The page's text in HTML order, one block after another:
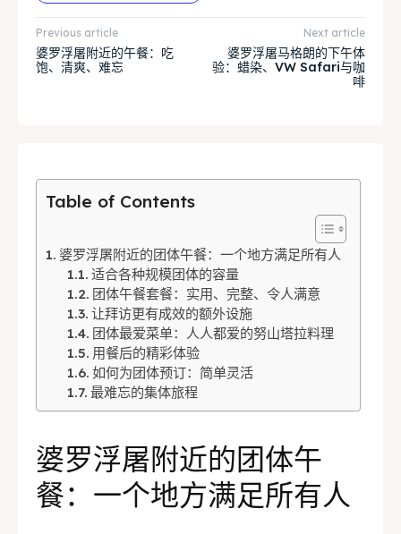
Explore our destinations
& Make a booking today
Ruang Meeting
Playground Anak
Katering Magelang
Nasi Box
Search
Explore our destinations
& Make a booking today
Ruang Meeting
Playground Anak
Katering Magelang
Nasi Box
Search
BAHASA / LANGUAGE
English 中文 Indonesia
Previous article
婆罗浮屠附近的午餐：吃
饱、清爽、难忘
Next article
婆罗浮屠马格朗的下午体
验：蜡染、VW Safari与咖
啡
Table of Contents
婆罗浮屠附近的团体午餐：一个地方满足所有人
适合各种规模团体的容量
团体午餐套餐：实用、完整、令人满意
让拜访更有成效的额外设施
团体最爱菜单：人人都爱的努山塔拉料理
用餐后的精彩体验
如何为团体预订：简单灵活
最难忘的集体旅程
婆罗浮屠附近的团体午
餐：一个地方满足所有人